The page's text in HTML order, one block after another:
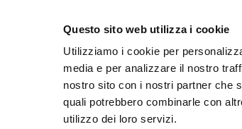
Questo sito web utilizza i cookie
Utilizziamo i cookie per
media e per analizzare il nostro
nostro sito con i nostri partner che
quali potrebbero combinarle con
utilizzo dei loro servizi.
Fondazione Biblioteca